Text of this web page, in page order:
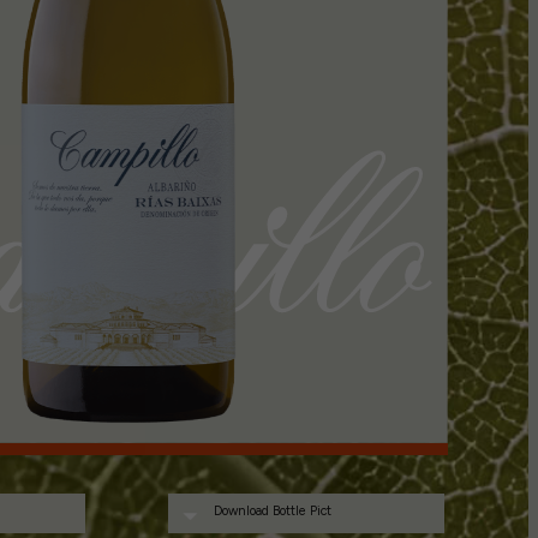
Download Bottle Pict